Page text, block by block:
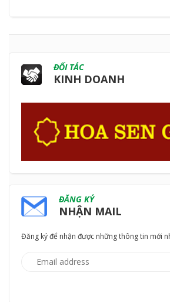
ĐỐI TÁC
KINH DOANH
ĐĂNG KÝ
NHẬN MAIL
Đăng ký để nhận được những thông tin mới